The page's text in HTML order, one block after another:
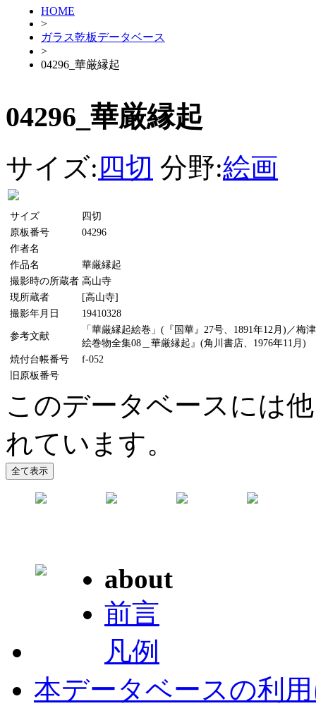
HOME
>
ガラス乾板データベース
>
04296_華厳縁起
04296_華厳縁起
サイズ: 四切 分野:絵画
サイズ
四切
原板番号
04296
作者名
作品名
華厳縁起
撮影時の所蔵者 高山寺
現所蔵者
[高山寺]
撮影年月日
19410328
参考文献
「華厳縁起絵巻」(『国華』27号、1891年12月)／
絵巻物全集08＿華厳縁起』(角川書店、1976年11月)
焼付台帳番号
f-052
旧原板番号
このデータベースには
れています。
about
前言
凡例
本データベースの利